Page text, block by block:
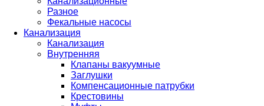
Разное
Фекальные насосы
Канализация
Канализация
Внутренняя
Клапаны вакуумные
Заглушки
Компенсационные патрубки
Крестовины